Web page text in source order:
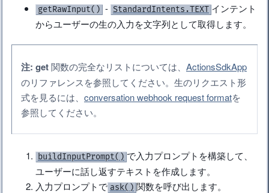
getRawInput() - StandardIntents.TEXT インテント
からユーザーの生の入力を文字列として取得します。
注: get関数の完全なリストについては、 ActionsSdkApp
のリファレンスを参照してください。生のリクエスト形
式を見るには、 conversation webhook request formatを
参照してください。
buildInputPrompt() で入力プロンプトを構築して、
ユーザーに話し返すテキストを作成します。
入力プロンプトで ask() 関数を呼び出します。